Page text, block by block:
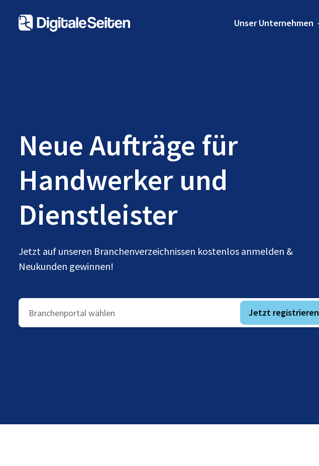
Unser Unternehmen
Neue Aufträge für
Handwerker und
Dienstleister
Jetzt auf unseren Branchenverzeichnissen kostenlos anmelden &
Neukunden gewinnen!
Branchenportal wählen Jetzt registrieren